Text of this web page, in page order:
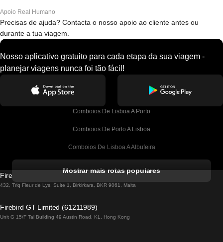
Apoio Real Humano
Precisas de ajuda? Contacta o nosso apoio ao cliente antes ou
durante a tua viagem.
Nosso aplicativo gratuito para cada etapa da sua viagem -
planejar viagens nunca foi tão fácil!
Comboios De Lisboa A Porto
Comboios De Porto A Lisboa
Comboios De Lisboa A Albufeira
Comboios De Lisboa A Lagos
Comboios De Lisboa A Madrid
Mostrar mais rotas populares
Firebird GT Limited (OC 1451)
432, Triq Fleur de Lys, Suite 1, Birkirkara, BKR 9061, Malta
Firebird GT Limited (61211989)
Unit G 15/F Tal Building 49 Austin Road, KL, Hong Kong